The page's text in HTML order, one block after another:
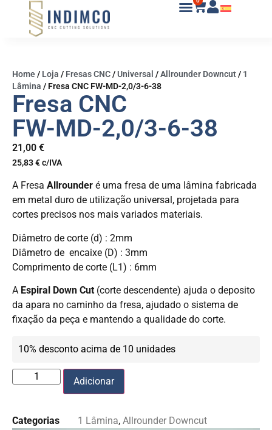
Home/ Loja / Fresas CNC/Universal /Allrounder Downcut/ 1
Lâmina / Fresa CNC FW-MD-2,0/3-6-38
Fresa CNC
FW-MD-2,0/3-6-38
21,00 €
25,83€c/IVA
A Fresa Allrounder é uma fresa de uma lâmina fabricada
em metal duro de utilização universal, projetada para
cortes precisos nos mais variados materiais.
Diâmetro de corte (d) : 2mm
Diâmetro de encaixe (D) : 3mm
Comprimento de corte (L1) : 6mm
A Espiral Down Cut (corte descendente) ajuda o deposito
da apara no caminho da fresa, ajudado o sistema de
fixação da peça e mantendo a qualidade do corte.
10% desconto acima de 10 unidades
Adicionar
Categorias 1 Lâmina, Allrounder Downcut